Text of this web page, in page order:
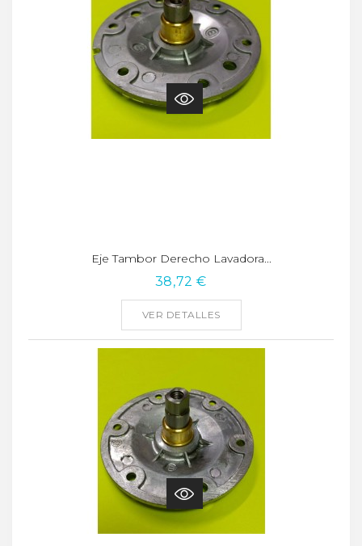
Eje Tambor Derecho Lavadora...
38,72 €
VER DETALLES